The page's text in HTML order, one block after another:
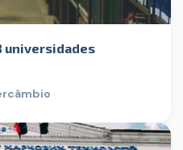
universidades